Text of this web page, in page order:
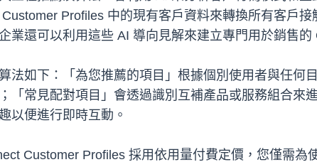
Profiles 中的現有客戶資料來轉換所有客戶
業還可以利用這些 AI 導向見解來建立專門用於銷售的
法如下：「為您推薦的項目」根據個別使用者與任
「常見配對項目」會透過識別互補產品或服務組合
以便進行即時互動。
Customer Profiles 採用依用量付費定價，您僅需